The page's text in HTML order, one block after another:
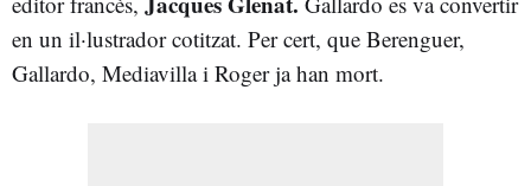
en un il·lustrador cotitzat. Per cert, que Berenguer,
Gallardo, Mediavilla i Roger ja han mort.